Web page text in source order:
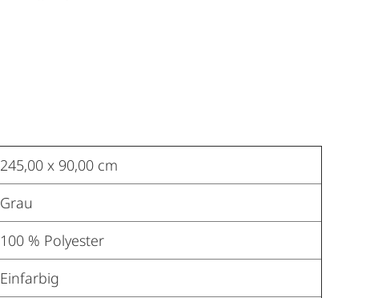
245,00 x 90,00 cm
Grau
100 % Polyester
Einfarbig